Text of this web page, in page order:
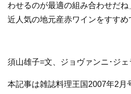
わせるのが最適の組み合わせだ
近人気の地元産赤ワインをすすめ
須山雄子=文、ジョヴァンニ･ジ
本記事は雑誌料理王国2007年2月